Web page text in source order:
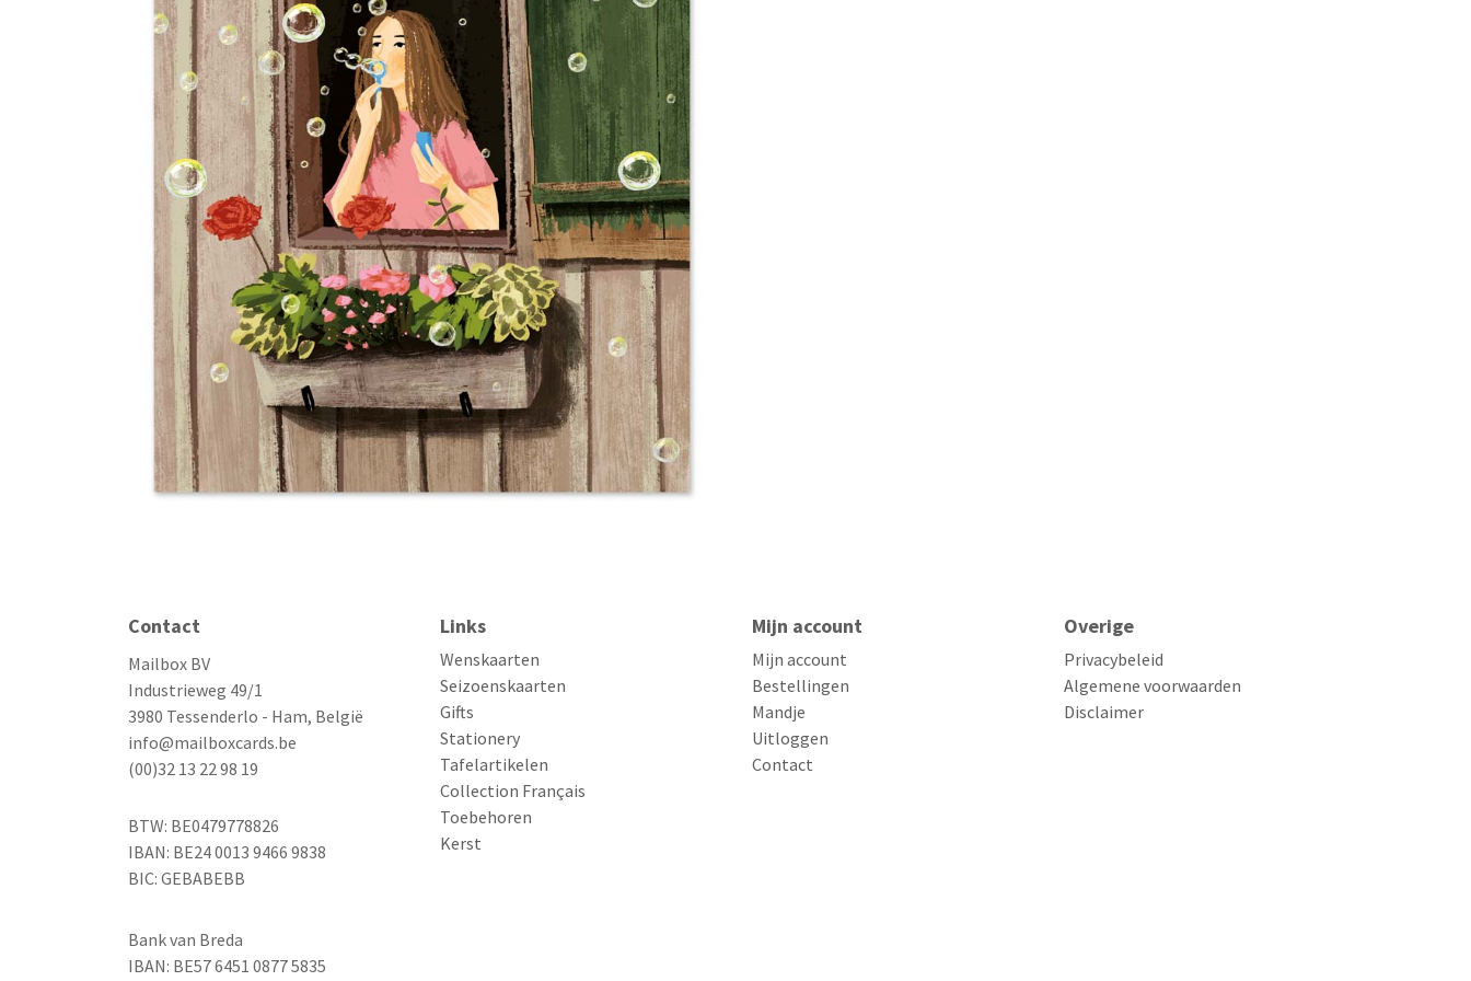
Contact
Mailbox BV
Industrieweg 49/1
3980 Tessenderlo - Ham, België
info@mailboxcards.be
(00)32 13 22 98 19
BTW: BE0479778826
IBAN: BE24 0013 9466 9838
BIC: GEBABEBB
Bank van Breda
IBAN: BE57 6451 0877 5835
Links
Wenskaarten
Seizoenskaarten
Gifts
Stationery
Tafelartikelen
Collection Français
Toebehoren
Kerst
Mijn account
Mijn account
Bestellingen
Mandje
Uitloggen
Contact
Overige
Privacybeleid
Algemene voorwaarden
Disclaimer